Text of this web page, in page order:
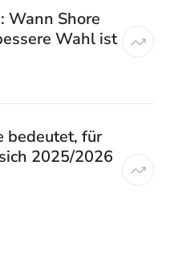
Shore
Wahl ist
bedeutet, für
2025/2026